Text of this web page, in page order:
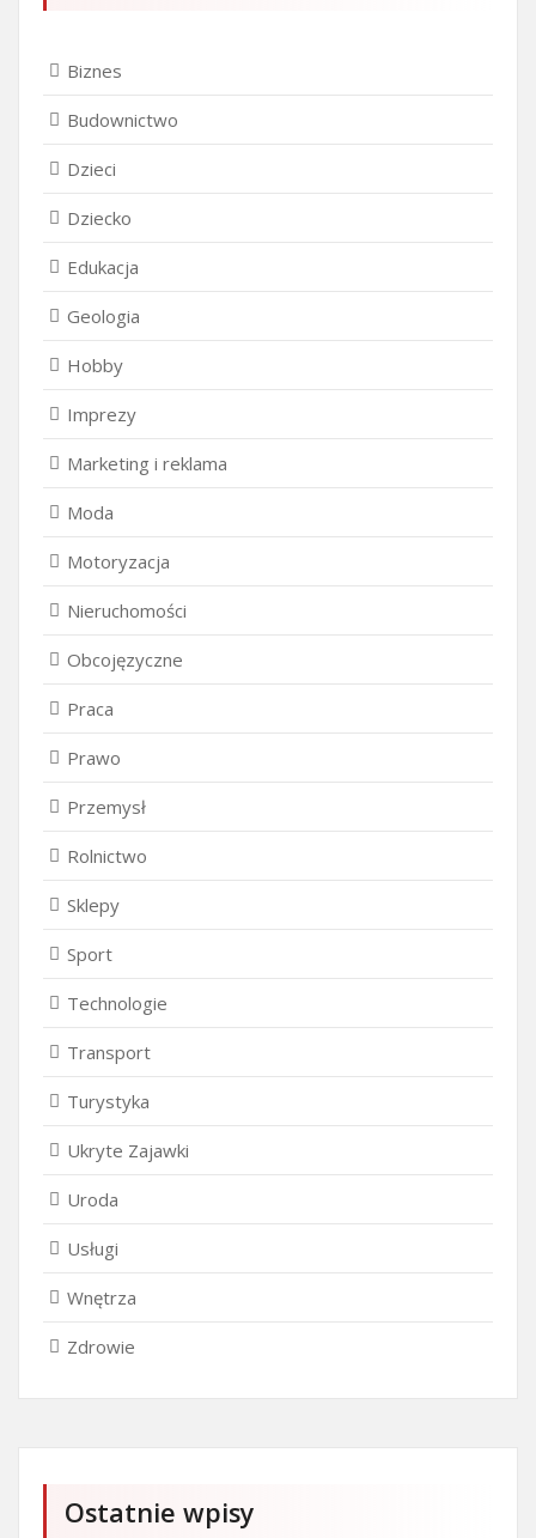
Biznes
Budownictwo
Dzieci
Dziecko
Edukacja
Geologia
Hobby
Imprezy
Marketing i reklama
Moda
Motoryzacja
Nieruchomości
Obcojęzyczne
Praca
Prawo
Przemysł
Rolnictwo
Sklepy
Sport
Technologie
Transport
Turystyka
Ukryte Zajawki
Uroda
Usługi
Wnętrza
Zdrowie
Ostatnie wpisy